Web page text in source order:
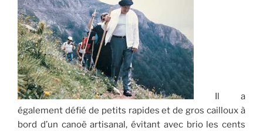
Il a
également défié de petits rapides et de gros cailloux à
bord d’un canoë artisanal, évitant avec brio les cents